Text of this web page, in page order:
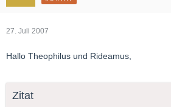
27. Juli 2007
Hallo Theophilus und Rideamus,
Zitat